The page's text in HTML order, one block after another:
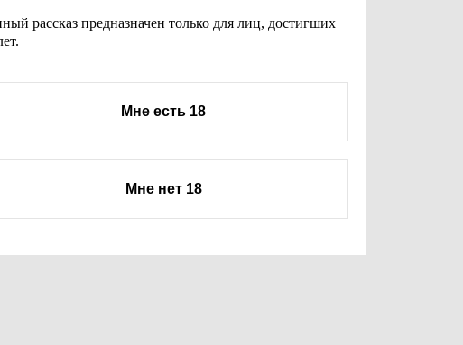
рассказ предназначен только для лиц, достигших
Мне есть 18
Мне нет 18